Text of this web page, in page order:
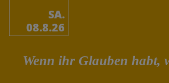
SA.
08.8.26
Wenn ihr Glauben habt,